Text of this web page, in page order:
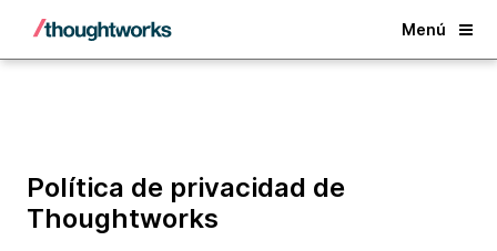
Menú
Back
Política de privacidad de
Thoughtworks